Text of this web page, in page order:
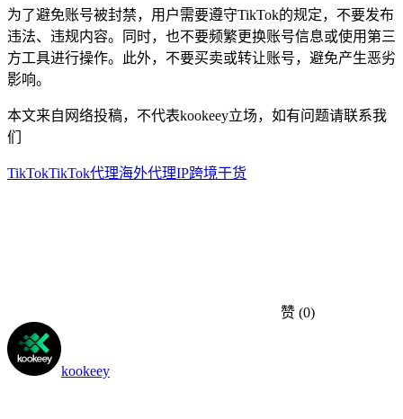
为了避免账号被封禁，用户需要遵守TikTok的规定，不要发布
违法、违规内容。同时，也不要频繁更换账号信息或使用第三
方工具进行操作。此外，不要买卖或转让账号，避免产生恶劣
影响。
本文来自网络投稿，不代表kookeey立场，如有问题请联系我
们
TikTokTikTok代理海外代理IP跨境干货
赞 (0)
kookeey